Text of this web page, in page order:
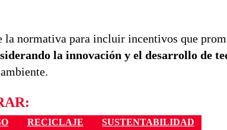
normativa para incluir incentivos que
la innovación y el desarrollo de
RECICLAJE SUSTENTABILIDAD